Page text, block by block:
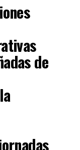
de